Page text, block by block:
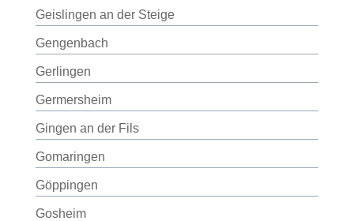
Geislingen an der Steige
Gengenbach
Gerlingen
Germersheim
Gingen an der Fils
Gomaringen
Göppingen
Gosheim